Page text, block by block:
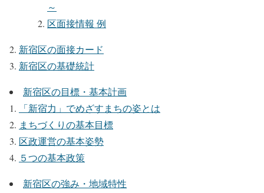
～
区面接情報 例
新宿区の面接カード
新宿区の基礎統計
新宿区の目標・基本計画
「新宿力」でめざすまちの姿とは
まちづくりの基本目標
区政運営の基本姿勢
５つの基本政策
新宿区の強み・地域特性